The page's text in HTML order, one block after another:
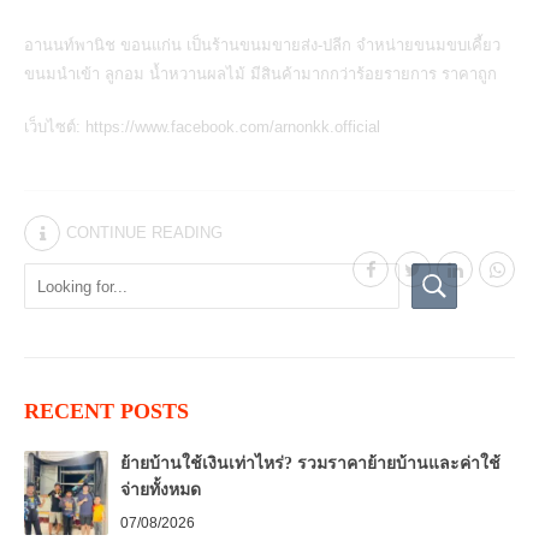
อานนท์พานิช ขอนแก่น เป็นร้านขนมขายส่ง-ปลีก จำหน่ายขนมขบเคี้ยว
ขนมนำเข้า ลูกอม น้ำหวานผลไม้ มีสินค้ามากกว่าร้อยรายการ ราคาถูก
เว็บไซต์: https://www.facebook.com/arnonkk.official
CONTINUE READING
RECENT POSTS
ย้ายบ้านใช้เงินเท่าไหร่? รวมราคาย้ายบ้านและค่าใช้
จ่ายทั้งหมด
07/08/2026